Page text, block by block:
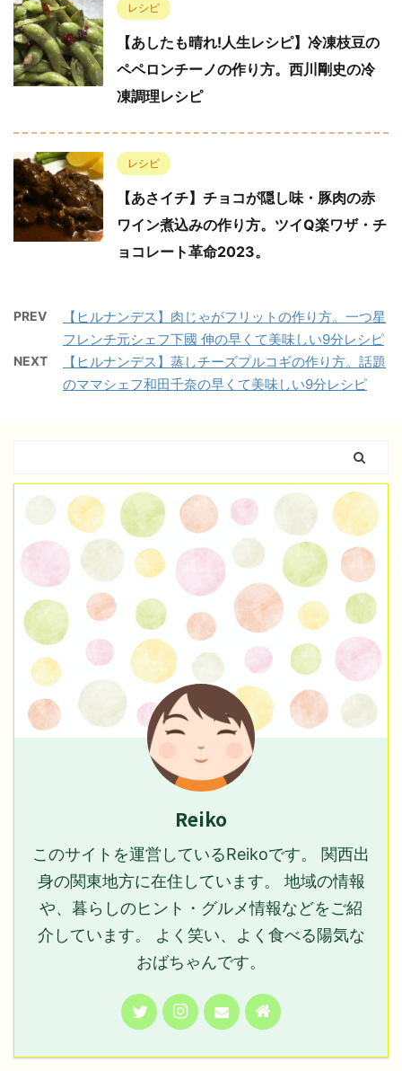
レシピ
【あしたも晴れ!人生レシピ】冷凍枝豆の
ペペロンチーノの作り方。西川剛史の冷
凍調理レシピ
レシピ
【あさイチ】チョコが隠し味・豚肉の赤
ワイン煮込みの作り方。ツイQ楽ワザ・チ
ョコレート革命2023。
PREV
【ヒルナンデス】肉じゃがフリットの作り方。一つ星
フレンチ元シェフ下國 伸の早くて美味しい9分レシピ
NEXT
【ヒルナンデス】蒸しチーズプルコギの作り方。話題
のママシェフ和田千奈の早くて美味しい9分レシピ
Reiko
このサイトを運営しているReikoです。 関西出
身の関東地方に在住しています。 地域の情報
や、暮らしのヒント・グルメ情報などをご紹
介しています。 よく笑い、よく食べる陽気な
おばちゃんです。